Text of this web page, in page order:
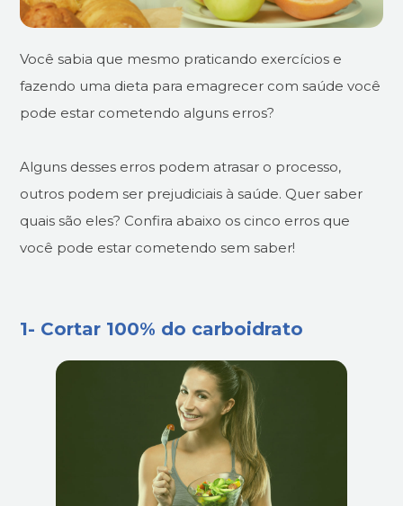
Você sabia que mesmo praticando exercícios e
fazendo uma dieta para emagrecer com saúde você
pode estar cometendo alguns erros?
Alguns desses erros podem atrasar o processo,
outros podem ser prejudiciais à saúde. Quer saber
quais são eles? Confira abaixo os cinco erros que
você pode estar cometendo sem saber!
1- Cortar 100% do carboidrato